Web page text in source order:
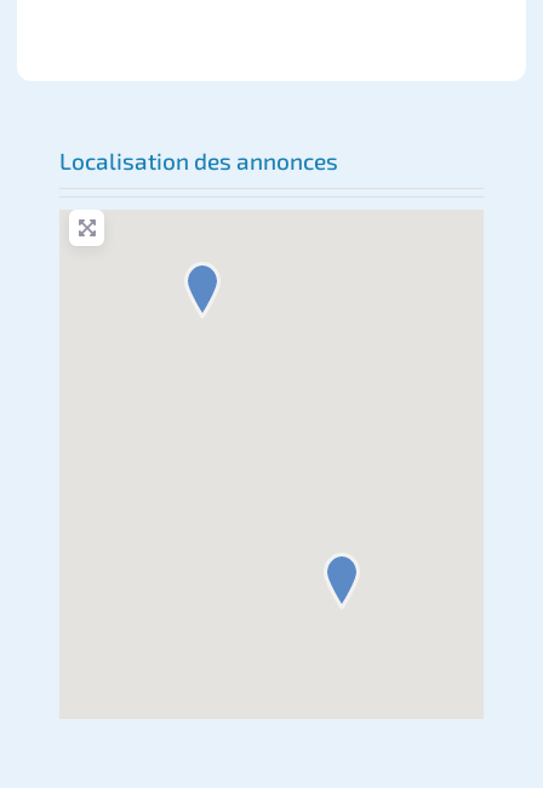
Localisation des annonces